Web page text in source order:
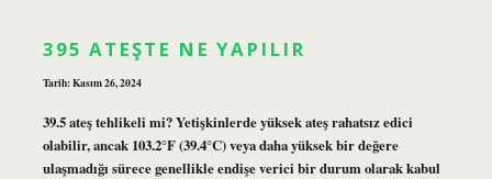
395 ATEŞTE NE YAPILIR
Tarih: Kasım 26, 2024
39.5 ateş tehlikeli mi? Yetişkinlerde yüksek ateş rahatsız edici
olabilir, ancak 103.2°F (39.4°C) veya daha yüksek bir değere
ulaşmadığı sürece genellikle endişe verici bir durum olarak kabul